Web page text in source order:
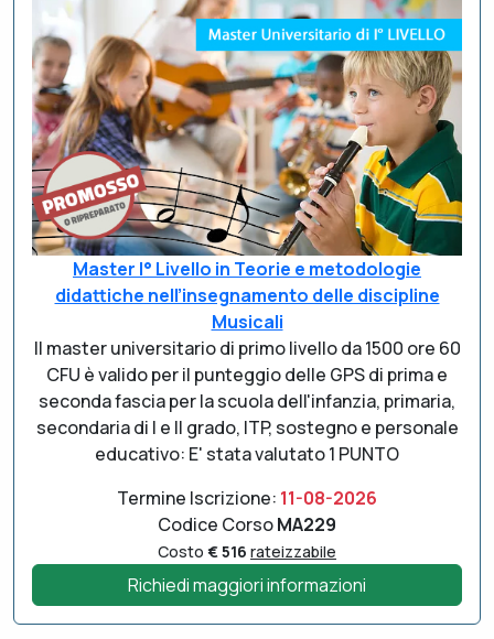
Master I° Livello in Teorie e metodologie
didattiche nell’insegnamento delle discipline
Musicali
Il master universitario di primo livello da 1500 ore 60
CFU è valido per il punteggio delle GPS di prima e
seconda fascia per la scuola dell'infanzia, primaria,
secondaria di I e II grado, ITP, sostegno e personale
educativo: E' stata valutato 1 PUNTO
Termine Iscrizione: 11-08-2026
Codice CorsoMA229
Costo € 516 rateizzabile
Richiedi maggiori informazioni